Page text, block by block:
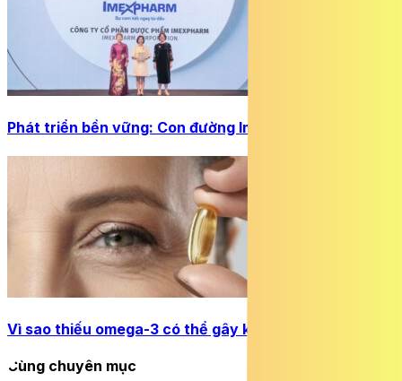
Phát triển bền vững: Con đường Imexpharm đã chọn
Vì sao thiếu omega-3 có thể gây khô mắt?
Cùng chuyên mục